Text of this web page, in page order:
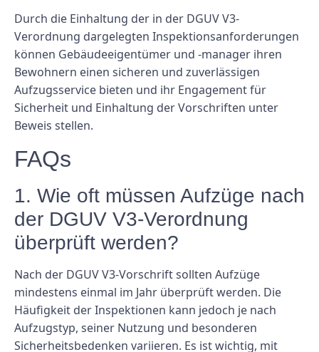
Durch die Einhaltung der in der DGUV V3-
Verordnung dargelegten Inspektionsanforderungen
können Gebäudeeigentümer und -manager ihren
Bewohnern einen sicheren und zuverlässigen
Aufzugsservice bieten und ihr Engagement für
Sicherheit und Einhaltung der Vorschriften unter
Beweis stellen.
FAQs
1. Wie oft müssen Aufzüge nach
der DGUV V3-Verordnung
überprüft werden?
Nach der DGUV V3-Vorschrift sollten Aufzüge
mindestens einmal im Jahr überprüft werden. Die
Häufigkeit der Inspektionen kann jedoch je nach
Aufzugstyp, seiner Nutzung und besonderen
Sicherheitsbedenken variieren. Es ist wichtig, mit